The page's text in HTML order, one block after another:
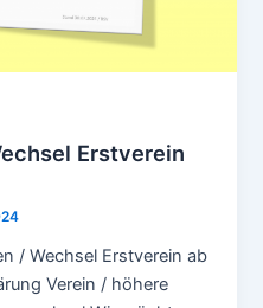
Erstverein
/ Wechsel Erstverein ab
Verein / höhere